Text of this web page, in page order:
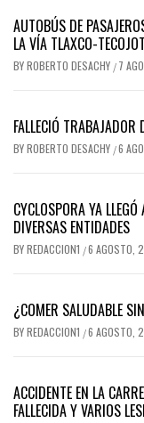
AUTOBÚS DE
LA VÍA TLAXCO-
BYROBERTO DESACHY / 7
FALLECIÓ TRABAJADOR
BYROBERTO DESACHY /6
CYCLOSPORA YA
DIVERSAS ENTIDADES
BYREDACCION1 /6 AGOSTO,
¿COMER SALUDABLE
BYREDACCION1 /6 AGOSTO,
ACCIDENTE EN LA
FALLECIDA Y VARIOS